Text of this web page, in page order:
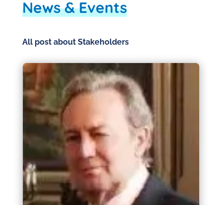
News & Events
All post about Stakeholders